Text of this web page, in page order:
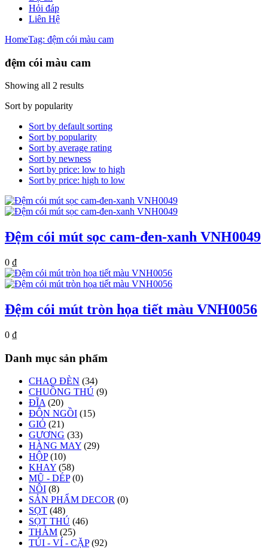
Hỏi đáp
Liên Hệ
HomeTag: đệm cói màu cam
đệm cói màu cam
Showing all 2 results
Sort by popularity
Sort by default sorting
Sort by popularity
Sort by average rating
Sort by newness
Sort by price: low to high
Sort by price: high to low
Đệm cói mút sọc cam-đen-xanh VNH0049
0 ₫
Đệm cói mút tròn họa tiết màu VNH0056
0 ₫
Danh mục sản phẩm
CHAO ĐÈN (34)
CHUỒNG THÚ (9)
ĐĨA (20)
ĐÔN NGỒI (15)
GIỎ (21)
GƯƠNG (33)
HÀNG MAY (29)
HỘP (10)
KHAY (58)
MŨ - DÉP (0)
NÔI (8)
SẢN PHẨM DECOR (0)
SỌT (48)
SỌT THÚ (46)
THẢM (25)
TÚI - VÍ - CẶP (92)